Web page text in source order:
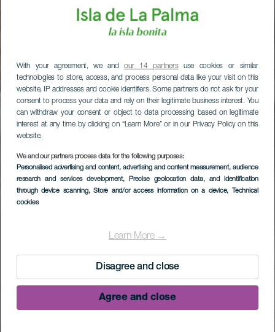
With your agreement, we andour 14 partnersuse cookies or similar
technologies to store, access, and process personal data like your visit on this
website, IP addresses and cookie identifiers. Some partners do not ask for your
consent to process your data and rely on their legitimate business interest. You
can withdraw your consent or object to data processing based on legitimate
interest at any time by clicking on “Learn More” or in our Privacy Policy on this
website.
We and our partners process data for the following purposes:
Personalised advertising and content, advertising and content measurement, audience
research and services development, Precise geolocation data, and identification
through device scanning, Store and/or access information on a device, Technical
cookies
Learn More →
Disagree and close
Agree and close